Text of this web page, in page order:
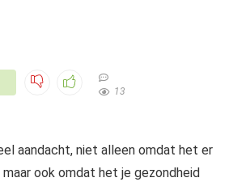
13
aandacht, niet alleen omdat het er
ook omdat het je gezondheid